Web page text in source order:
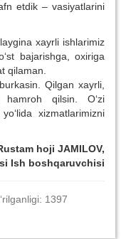
etdik – vasiyatlarini
xayrli ishlarimiz
bajarishga, oxiriga
qilaman.
Qilgan xayrli,
hamroh qilsin. O‘zi
xizmatlarimizni
hoji JAMILOV,
Ish boshqaruvchisi
1397